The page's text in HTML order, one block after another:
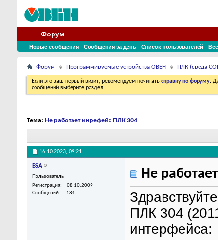
Форум
Новые сообщения Сообщения за день Список пользователей
Форум Программируемые устройства ОВЕН ПЛК (среда
Если это ваш первый визит, рекомендуем почитать справку по форуму.
сообщений выберите раздел.
Тема: Не работает инрефейс ПЛК 304
16.10.2023, 09:21
BSA
Пользователь
Регистрация
08.10.2009
Сообщений
184
Не
ПЛК 304
интерфейса: